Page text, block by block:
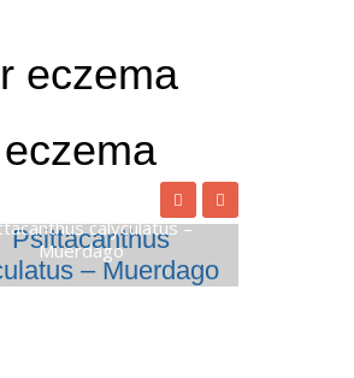
eczema
calyculatus –
Muerdago